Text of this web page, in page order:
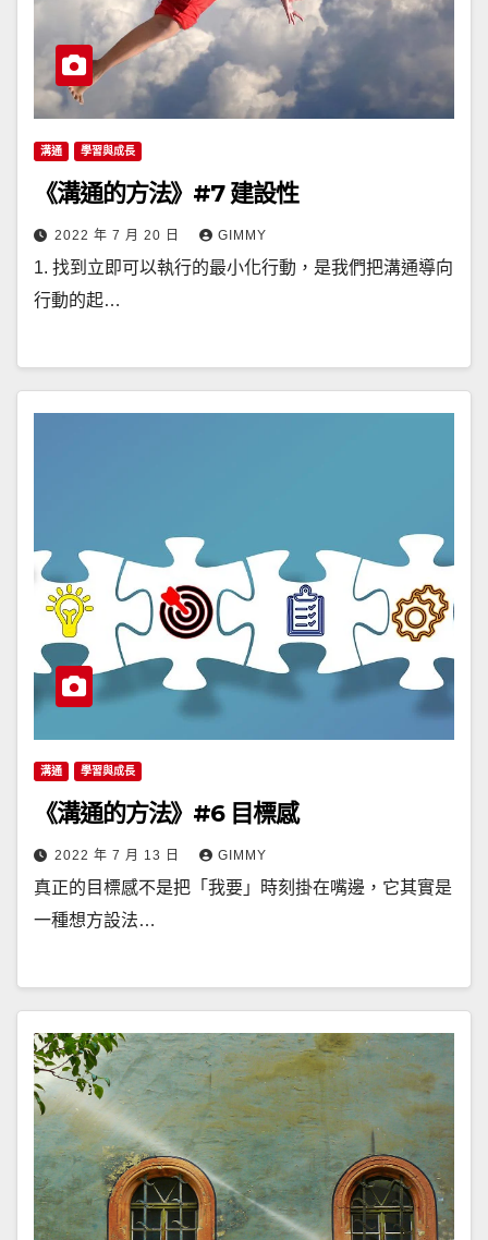
溝通 學習與成長
《溝通的方法》#7 建設性
2022 年 7 月 20 日 GIMMY
1. 找到立即可以執行的最小化行動，是我們把溝通導向
行動的起…
溝通 學習與成長
《溝通的方法》#6 目標感
2022 年 7 月 13 日 GIMMY
真正的目標感不是把「我要」時刻掛在嘴邊，它其實是
一種想方設法…